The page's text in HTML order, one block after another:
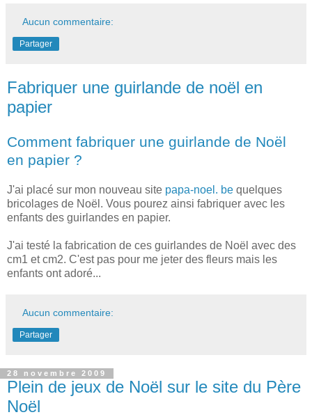
Aucun commentaire:
Partager
Fabriquer une guirlande de noël en
papier
Comment fabriquer une guirlande de Noël
en papier ?
J'ai placé sur mon nouveau site papa-noel. be quelques
bricolages de Noël. Vous pourez ainsi fabriquer avec les
enfants des guirlandes en papier.
J'ai testé la fabrication de ces guirlandes de Noël avec des
cm1 et cm2. C'est pas pour me jeter des fleurs mais les
enfants ont adoré...
Aucun commentaire:
Partager
28 novembre 2009
Plein de jeux de Noël sur le site du Père
Noël